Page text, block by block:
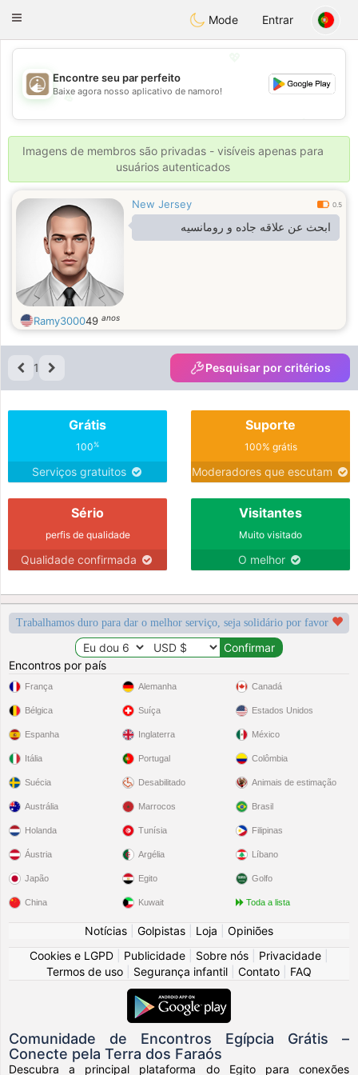
ahebik
Toggle
Mode Entrar
💖
💕
💕
Encontre seu par perfeito
Baixe agora nosso aplicativo de namoro!
Imagens de membros são privadas - visíveis apenas para
usuários autenticados
New Jersey 0.5
ابحث عن علاقه جاده و رومانسيه
Ramy300049 anos
1 Pesquisar por critérios
Grátis
100%
Serviços gratuitos
Suporte
100% grátis
Moderadores que escutam
Sério
perfis de qualidade
Qualidade confirmada
Visitantes
Muito visitado
O melhor
Trabalhamos duro para dar o melhor serviço, seja solidário por favor
Encontros por país
França
Bélgica
Espanha
Itália
Suécia
Alemanha
Suíça
Inglaterra
Portugal
Desabilitado
Canadá
Estados Unidos
México
Colômbia
Animais de estimação
Austrália
Holanda
Áustria
Japão
China
Marrocos
Tunísia
Argélia
Egito
Kuwait
Brasil
Filipinas
Líbano
Golfo
Toda a lista
Notícias Golpistas Loja
Opiniões
Cookies e LGPD
Publicidade Sobre nós Privacidade
Termos de uso
Segurança infantil Contato FAQ
Comunidade de Encontros Egípcia Grátis –
Conecte pela Terra dos Faraós
Descubra a principal plataforma do Egito para conexões